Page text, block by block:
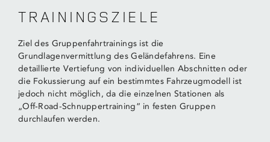
TRAININGSZIELE
Ziel des Gruppenfahrtrainings ist die
Grundlagenvermittlung des Geländefahrens. Eine
detaillierte Vertiefung von individuellen Abschnitten oder
die Fokussierung auf ein bestimmtes Fahrzeugmodell ist
jedoch nicht möglich, da die einzelnen Stationen als
„Off‑Road-Schnuppertraining“ in festen Gruppen
durchlaufen werden.